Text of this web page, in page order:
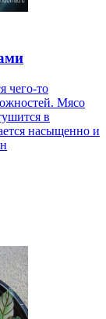
чего-то
Мясо
в
насыщенно и